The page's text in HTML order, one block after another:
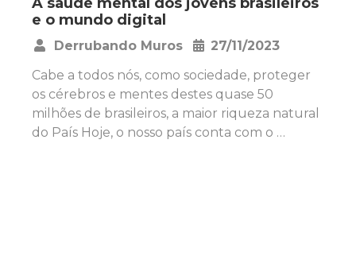
A saúde mental dos jovens brasileiros
e o mundo digital
Derrubando Muros
27/11/2023
Cabe a todos nós, como sociedade, proteger
os cérebros e mentes destes quase 50
milhões de brasileiros, a maior riqueza natural
do País Hoje, o nosso país conta com o …